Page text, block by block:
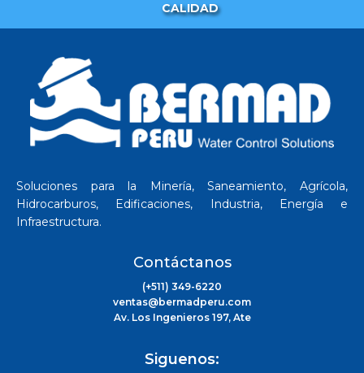
CALIDAD
Soluciones para la Minería, Saneamiento, Agrícola,
Hidrocarburos, Edificaciones, Industria, Energía e
Infraestructura.
Contáctanos
(+511) 349-6220
ventas@bermadperu.com
Av. Los Ingenieros 197, Ate
Siguenos: